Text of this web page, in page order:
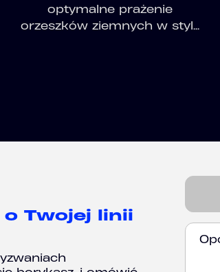
optymalne prażenie
orzeszków ziemnych w styl...
Twojej linii